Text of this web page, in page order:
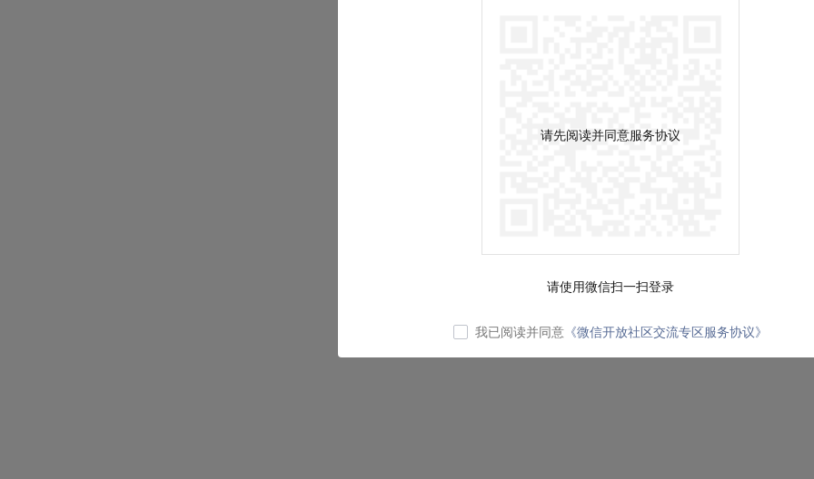
请先阅读并同意服务协议
请使用微信扫一扫登录
我已阅读并同意 《微信开放社区交流专区服务协议》